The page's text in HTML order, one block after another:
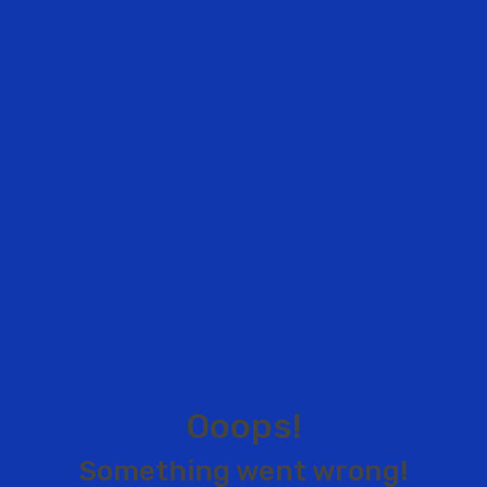
Ooops!
Something went wrong!